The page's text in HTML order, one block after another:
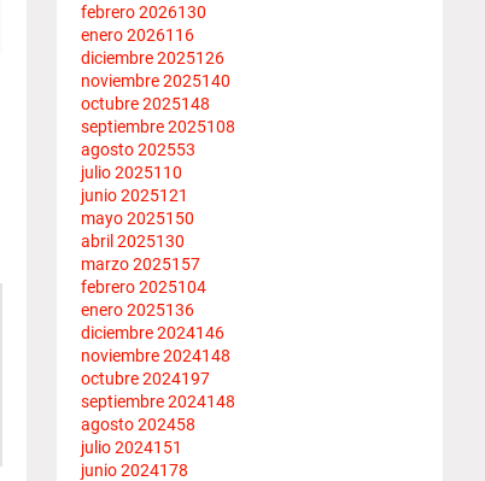
febrero 2026130
enero 2026116
diciembre 2025126
noviembre 2025140
octubre 2025148
septiembre 2025108
agosto 202553
julio 2025110
junio 2025121
mayo 2025150
abril 2025130
marzo 2025157
febrero 2025104
enero 2025136
diciembre 2024146
noviembre 2024148
octubre 2024197
septiembre 2024148
agosto 202458
julio 2024151
junio 2024178